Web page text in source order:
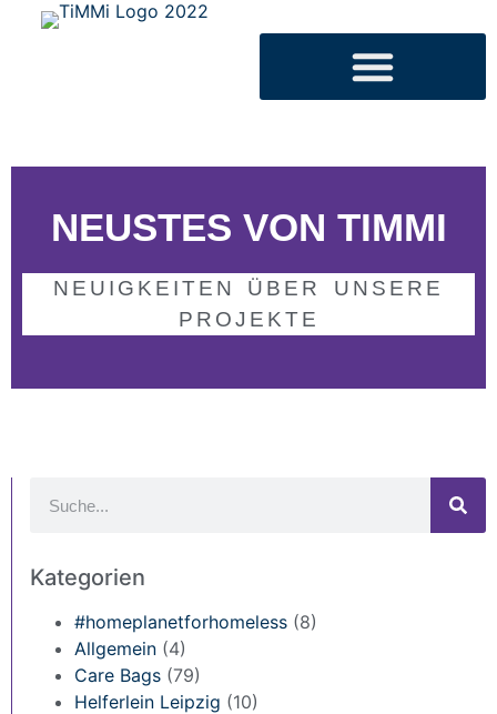
NEUSTES VON TIMMI
NEUIGKEITEN ÜBER UNSERE
PROJEKTE
Kategorien
#homeplanetforhomeless (8)
Allgemein (4)
Care Bags (79)
Helferlein Leipzig (10)